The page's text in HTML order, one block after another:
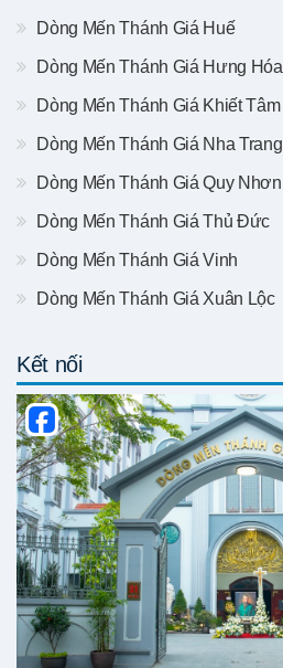
Dòng Mến Thánh Giá Huế
Dòng Mến Thánh Giá Hưng Hóa
Dòng Mến Thánh Giá Khiết Tâm
Dòng Mến Thánh Giá Nha Trang
Dòng Mến Thánh Giá Quy Nhơn
Dòng Mến Thánh Giá Thủ Đức
Dòng Mến Thánh Giá Vinh
Dòng Mến Thánh Giá Xuân Lộc
Kết nối